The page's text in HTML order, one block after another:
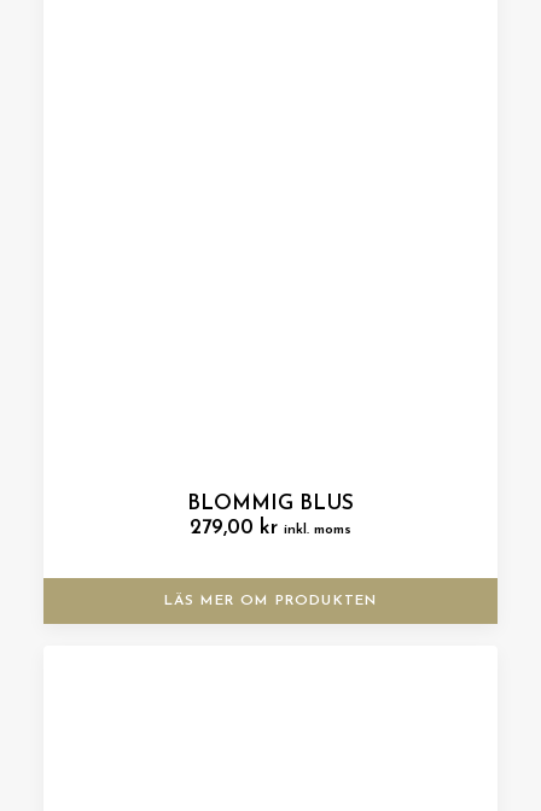
BLOMMIG BLUS
279,00 kr inkl. moms
LÄS MER OM PRODUKTEN